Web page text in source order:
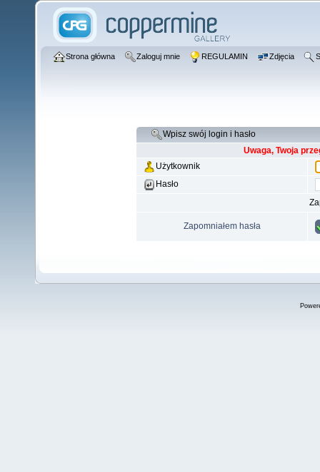
Strona główna Zaloguj mnie REGULAMIN Zdjęcia
Wpisz swój login i hasło
Uwaga, Twoja
Użytkownik
Hasło
Zapomniałem hasła